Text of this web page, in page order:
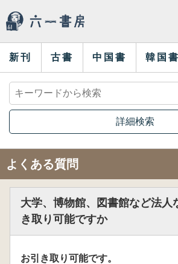
新刊 古書 中国書 韓国書
詳細検索
よくある質問
大学、博物館、図書館など法人
き取り可能ですか
お引き取り可能です。